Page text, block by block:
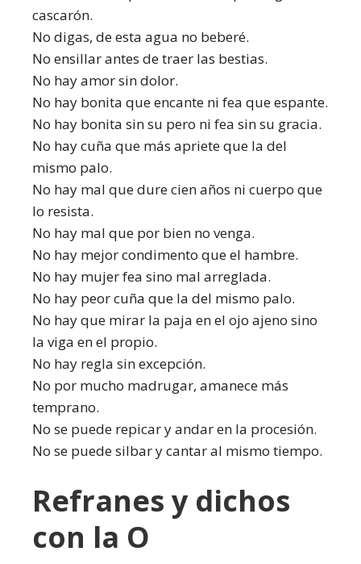
cascarón.
No digas, de esta agua no beberé.
No ensillar antes de traer las bestias.
No hay amor sin dolor.
No hay bonita que encante ni fea que espante.
No hay bonita sin su pero ni fea sin su gracia.
No hay cuña que más apriete que la del
mismo palo.
No hay mal que dure cien años ni cuerpo que
lo resista.
No hay mal que por bien no venga.
No hay mejor condimento que el hambre.
No hay mujer fea sino mal arreglada.
No hay peor cuña que la del mismo palo.
No hay que mirar la paja en el ojo ajeno sino
la viga en el propio.
No hay regla sin excepción.
No por mucho madrugar, amanece más
temprano.
No se puede repicar y andar en la procesión.
No se puede silbar y cantar al mismo tiempo.
Refranes y dichos
con la O